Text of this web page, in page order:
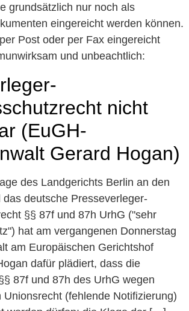
grundsätzlich nur noch als
eingereicht werden können.
Post oder per Fax eingereicht
und unbeachtlich:
nicht
(EuGH-
Gerard Hogan)
des Landgerichts Berlin an den
das deutsche Presseverleger-
§§ 87f und 87h UrhG ("sehr
hat am vergangenen Donnerstag
am Europäischen Gerichtshof
dafür plädiert, dass die
87f und 87h des UrhG wegen
Unionsrecht (fehlende Notifizierung)